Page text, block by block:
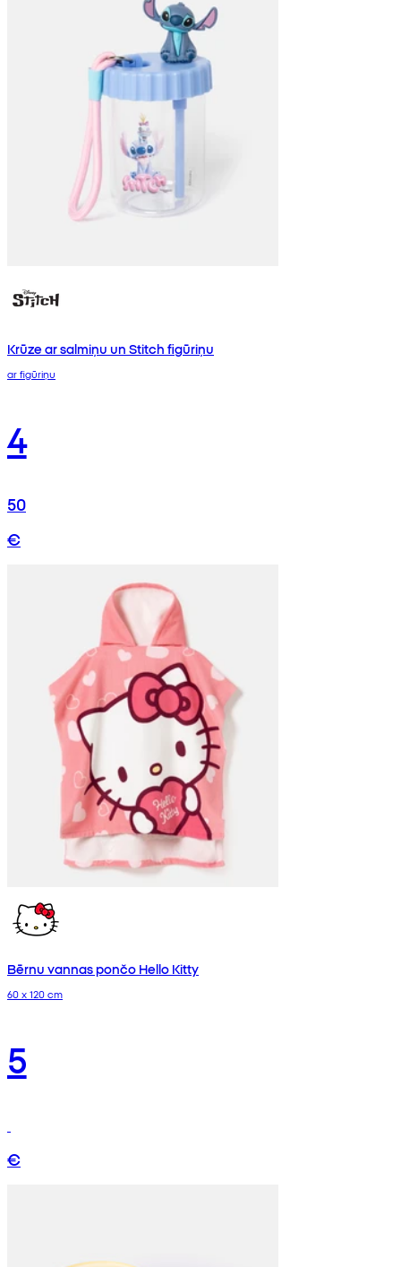
Krūze ar salmiņu un Stitch figūriņu
ar figūriņu
4
50
€
Bērnu vannas pončo Hello Kitty
60 x 120 cm
5
€